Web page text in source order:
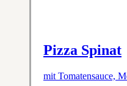
Pizza Spinat
mit Tomatensauce,